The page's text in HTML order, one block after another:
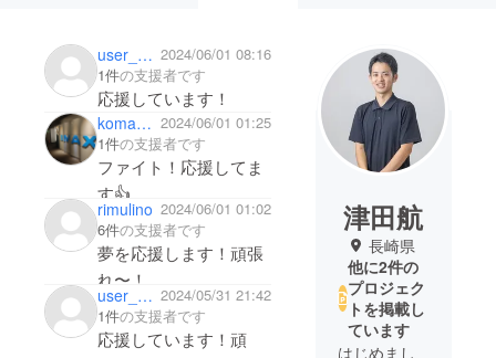
user_21d53bc6df34 2024/06/01 08:16
1件の支援者です
応援しています！
komapon_is_a_pen 2024/06/01 01:25
1件の支援者です
ファイト！応援してま
す👍
rimulino 2024/06/01 01:02
6件の支援者です
夢を応援します！頑張
れ〜！
user_ff70732072e4 2024/05/31 21:42
1件の支援者です
応援しています！頑
津田航
長崎県
他に2件の
プロジェク
トを掲載し
ています
はじめまし